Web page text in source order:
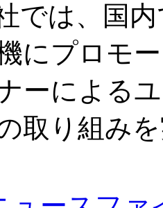
では、国
にプロモ
ーによる
取り組み